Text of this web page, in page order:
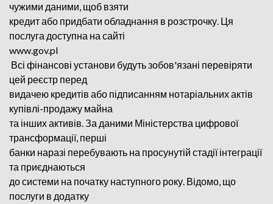
чужими даними, щоб взяти
кредит або придбати обладнання в розстрочку. Ця
послуга доступна на сайті
www.gov.pl
Всі фінансові установи будуть зобов'язані перевіряти
цей реєстр перед
видачею кредитів або підписанням нотаріальних актів
купівлі-продажу майна
та інших активів. За даними Міністерства цифрової
трансформації, перші
банки наразі перебувають на просунутій стадії інтеграції
та приєднаються
до системи на початку наступного року. Відомо, що
послуги в додатку